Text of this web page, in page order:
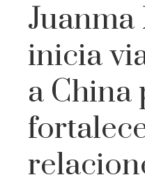
inicia
a China